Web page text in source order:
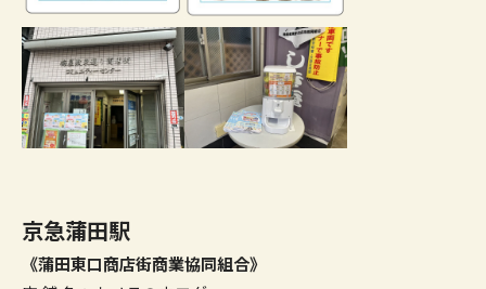
京急蒲田駅
《蒲田東口商店街商業協同組合》